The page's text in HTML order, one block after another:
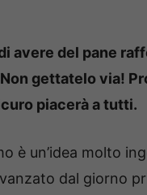
avere del pane
gettatelo via!
piacerà a tutti.
è un’idea molto
dal giorno